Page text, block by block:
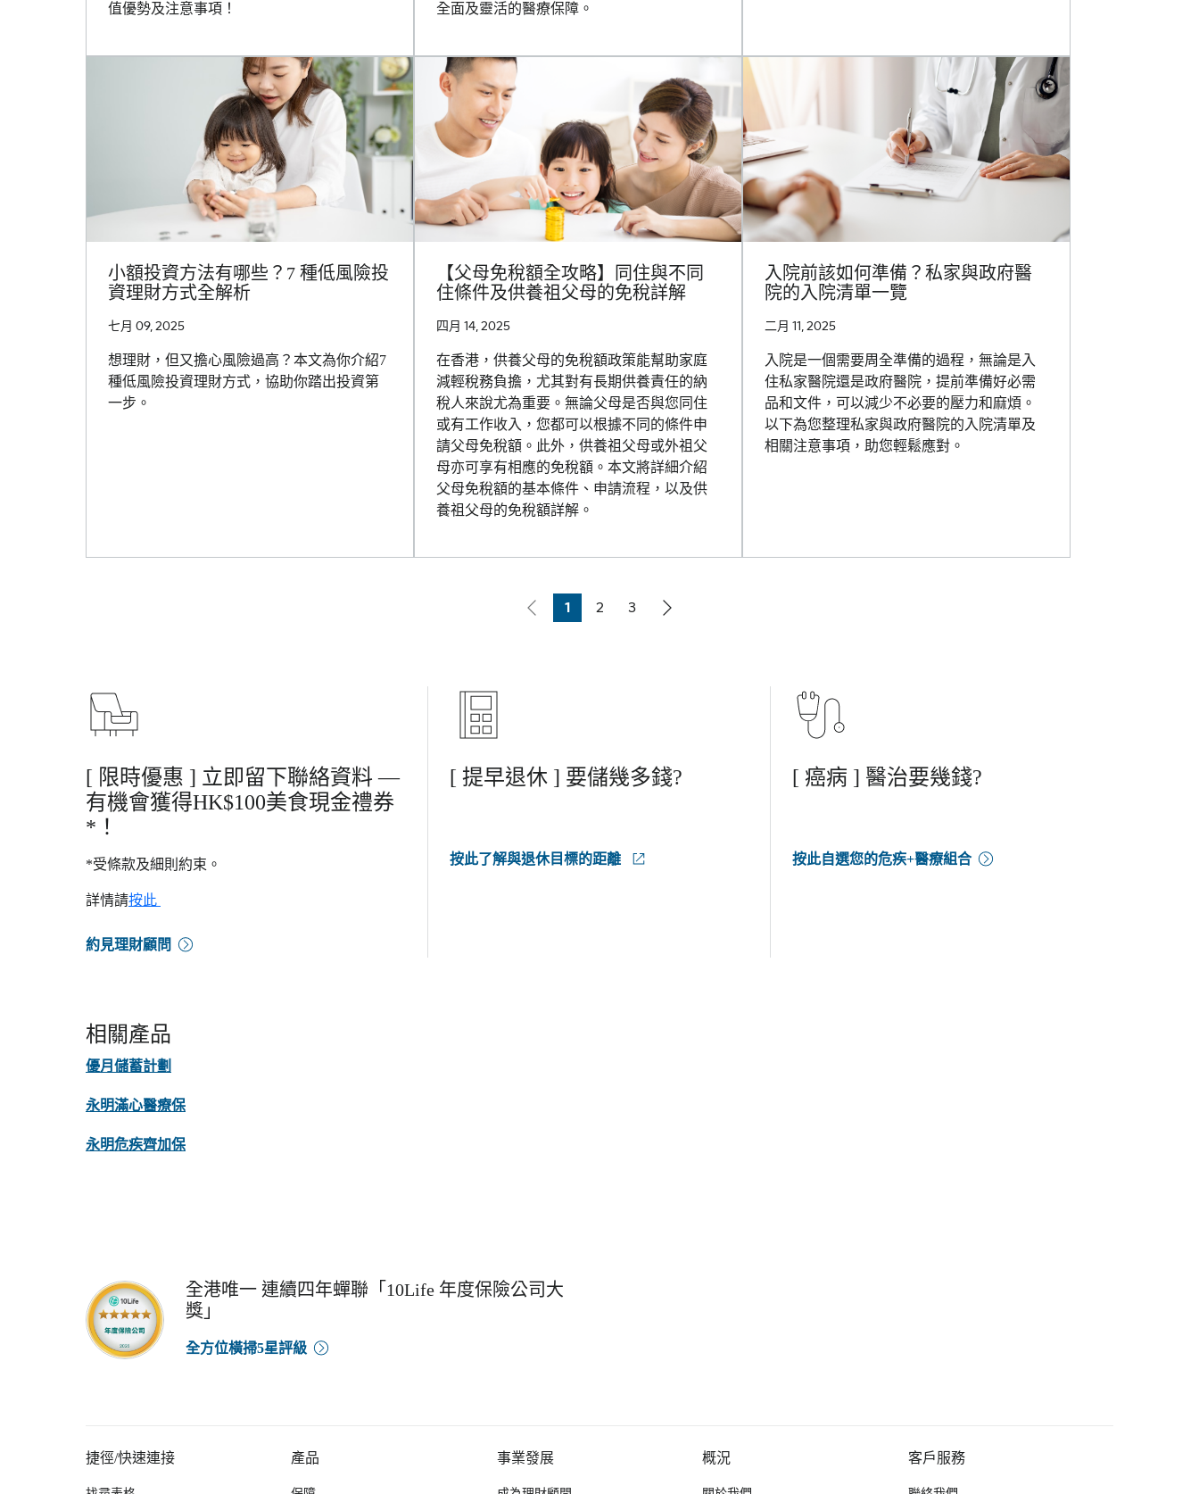
值優勢及注意事項！
全面及靈活的醫療保障。
小額投資方法有哪些？7 種低風險投
資理財方式全解析
七月 09, 2025
想理財，但又擔心風險過高？本文為你介紹7
種低風險投資理財方式，協助你踏出投資第
一步。
【父母免稅額全攻略】同住與不同
住條件及供養祖父母的免稅詳解
四月 14, 2025
在香港，供養父母的免稅額政策能幫助家庭
減輕稅務負擔，尤其對有長期供養責任的納
稅人來說尤為重要。無論父母是否與您同住
或有工作收入，您都可以根據不同的條件申
請父母免稅額。此外，供養祖父母或外祖父
母亦可享有相應的免稅額。本文將詳細介紹
父母免稅額的基本條件、申請流程，以及供
養祖父母的免稅額詳解。
入院前該如何準備？私家與政府醫
院的入院清單一覽
二月 11, 2025
入院是一個需要周全準備的過程，無論是入
住私家醫院還是政府醫院，提前準備好必需
品和文件，可以減少不必要的壓力和麻煩。
以下為您整理私家與政府醫院的入院清單及
相關注意事項，助您輕鬆應對。
Page
1
Page
2
Page
3
[ 限時優惠 ] 立即留下聯絡資料 —
有機會獲得HK$100美食現金禮券
*！
*受條款及細則約束。
詳情請按此
約見理財顧問
[ 提早退休 ] 要儲幾多錢?
按此了解與退休目標的距離
[ 癌病 ] 醫治要幾錢?
按此自選您的危疾+醫療組合
相關產品
優月儲蓄計劃
永明滿心醫療保
永明危疾齊加保
全港唯一 連續四年蟬聯「10Life 年度保險公司大
獎」
全方位橫掃5星評級
捷徑/快速連接 產品 事業發展 概況 客戶服務